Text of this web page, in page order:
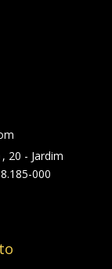
20 - Jardim
000